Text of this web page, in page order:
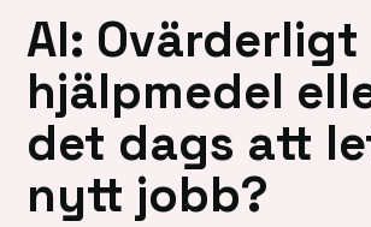
AI: Ovärderligt
hjälpmedel
det dags att
nytt jobb?